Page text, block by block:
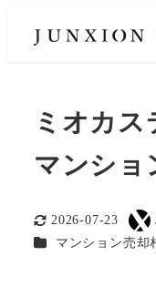
ミオカス
マンショ
更新日
2026-07-23
著
者
カテゴリー
マンション売却